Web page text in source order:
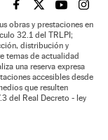
EL PAÍS BRASIL EN
EL PAÍSEL PAÍS
EL
obras y prestaciones en
32.1 del TRLPI;
distribución y
temas de actualidad
una reserva expresa
accesibles desde
que resulten
del Real Decreto - ley